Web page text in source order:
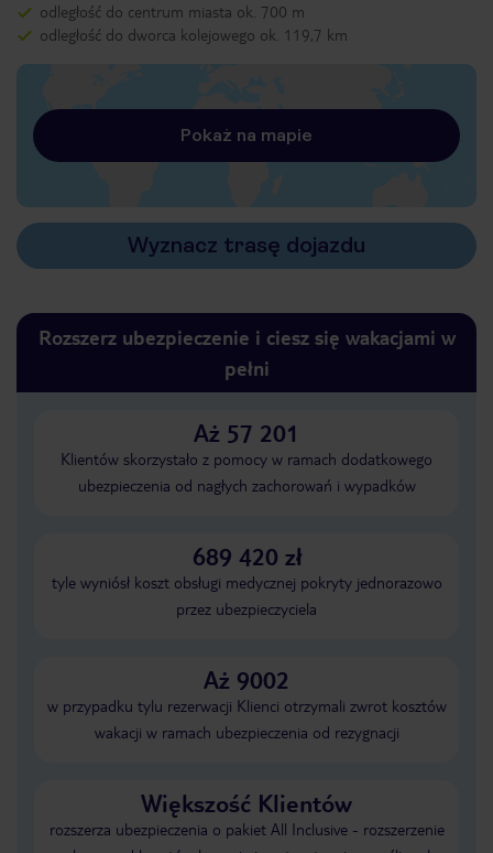
odległość do centrum miasta ok. 700 m
odległość do dworca kolejowego ok. 119,7 km
Pokaż na mapie
Wyznacz trasę dojazdu
Rozszerz ubezpieczenie i ciesz się wakacjami w
pełni
Aż 57 201
Klientów skorzystało z pomocy w ramach dodatkowego
ubezpieczenia od nagłych zachorowań i wypadków
689 420 zł
tyle wyniósł koszt obsługi medycznej pokryty jednorazowo
przez ubezpieczyciela
Aż 9002
w przypadku tylu rezerwacji Klienci otrzymali zwrot kosztów
wakacji w ramach ubezpieczenia od rezygnacji
Większość Klientów
rozszerza ubezpieczenia o pakiet All Inclusive - rozszerzenie